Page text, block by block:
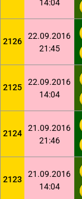
14:04
2126
22.09.2016
21:45
2125
22.09.2016
14:04
2124
21.09.2016
21:46
2123
21.09.2016
14:04